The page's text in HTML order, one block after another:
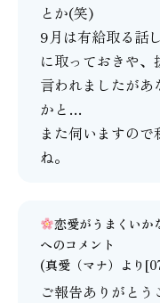
とか(笑)
9月は有給取る話
に取っておきや
言われましたがあ
かと…
また伺いますの
ね。
恋愛がうまくいか
へのコメント
(真愛（マナ） より
ご報告ありがとう